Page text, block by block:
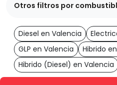
Ver los 226 coches
Otros filtros por
Diesel en Valencia
GLP en Valencia
Hibrido
Hibrido (Diesel) en Valencia